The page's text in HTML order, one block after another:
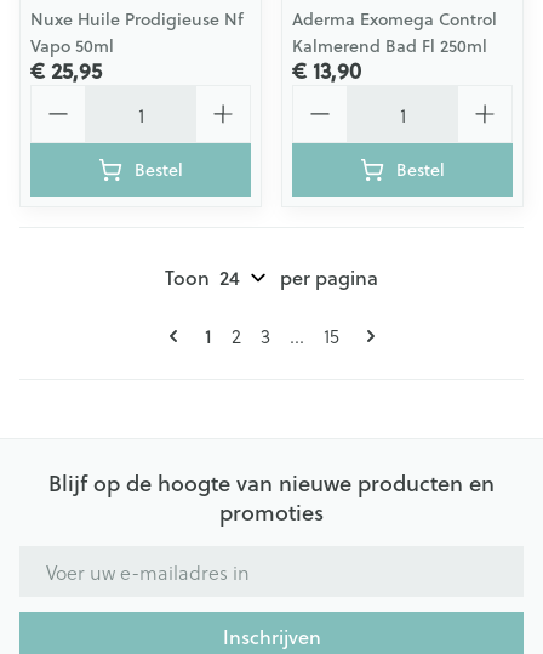
Nuxe Huile Prodigieuse Nf
Vapo 50ml
€ 25,95
Bestel
Aderma Exomega Control
Kalmerend Bad Fl 250ml
€ 13,90
Bestel
Pagina's
U lees momenteel pagina
1 Pagina
2 Pagina
3 ... Pagina
15
Toon per pagina
Blijf op de hoogte van nieuwe producten en
promoties
Inschrijven